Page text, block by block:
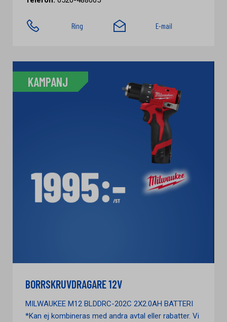
Ring E-mail
KAMPANJ
BORRSKRUVDRAGARE 12V
MILWAUKEE M12 BLDDRC-202C 2X2.0AH BATTERI
*Kan ej kombineras med andra avtal eller rabatter. Vi